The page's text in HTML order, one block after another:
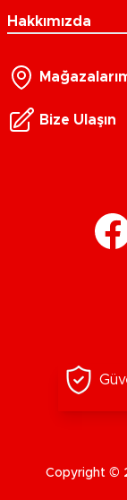
Hakkımızda
Bize Ulaşın
Copyright ©